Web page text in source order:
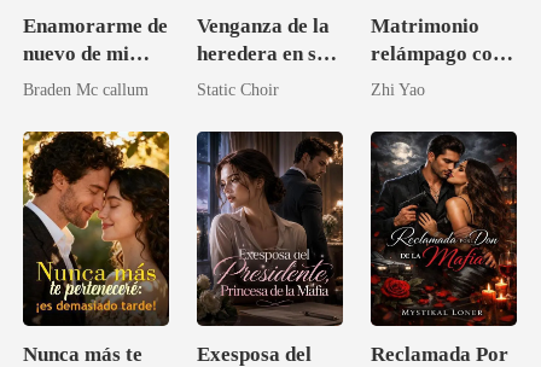
Enamorarme de
nuevo de mi
esposa no
Braden Mc callum
Venganza de la
heredera en su
boda humillante
Static Choir
Matrimonio
relámpago con
el padre de mi
Zhi Yao
Nunca más te
Exesposa del
Reclamada Por